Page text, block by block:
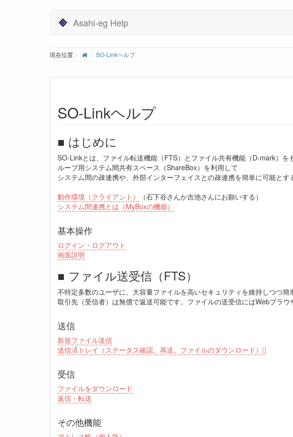
Asahi-eg Help
現在位置 SO-Linkヘルプ
SO-Linkヘルプ
■ はじめに
SO-Linkとは、ファイル転送機能（FTS）とファイル共有機能（D-mark）
ループ用システム間共有スペース（ShareBox）を利用して
システム間の疎連携や、外部インターフェイスとの疎連携を簡単に可能とす
動作環境（クライアント）
（石下谷さんか吉池さんにお願いする）
システム間連携とは（MyBoxの機能）
基本操作
ログイン・ログアウト
画面説明
■ ファイル送受信（FTS）
不特定多数のユーザに、大容量ファイルを高いセキュリティを維持しつつ簡
取引先（受信者）は無償で返送可能です。ファイルの送受信にはWebブラウ
送信
新規ファイル送信
送信済トレイ（ステータス確認、再送、ファイルのダウンロード）
受信
ファイルをダウンロード
返信・転送
その他機能